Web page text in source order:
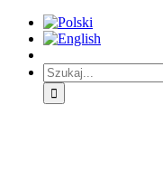
Skip
Treść
główna
Skip
Menu
główne
Skip
Menu
dodatkowe
Szukaj